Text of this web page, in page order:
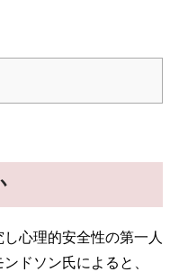
心理的安全性の第一人
ドソン氏によると、